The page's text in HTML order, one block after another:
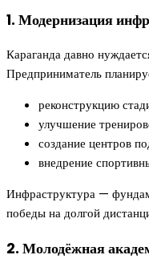
1. Модернизация
Караганда давно
Предприниматель
реконструкцию
улучшение
создание центров
внедрение
Инфраструктура —
победы на долгой
2. Молодёжная